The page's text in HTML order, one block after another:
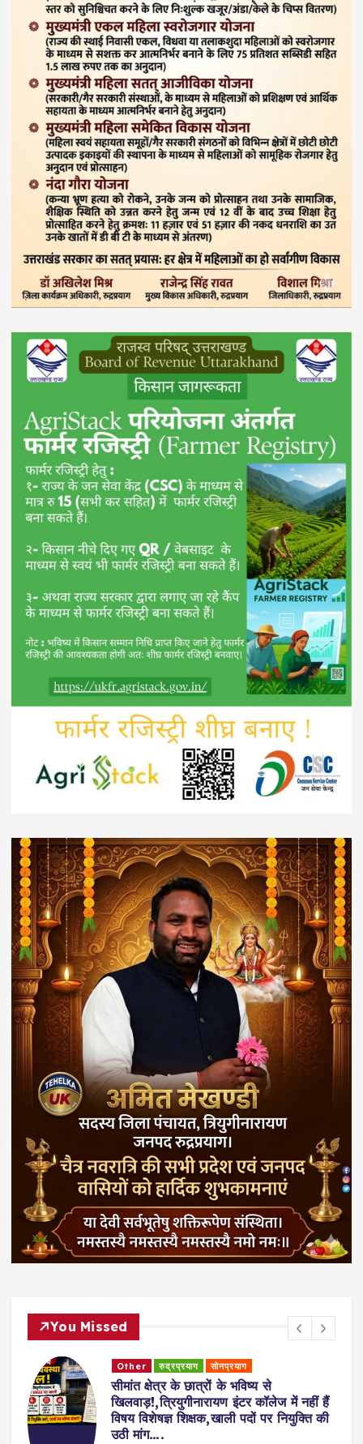
You Missed
Other रुद्रप्रयाग सोनप्रयाग
सीमांत क्षेत्र के छात्रों के भविष्य से
खिलवाड़!,त्रियुगीनारायण इंटर कॉलेज में नहीं हैं
विषय विशेषज्ञ शिक्षक,खाली पदों पर नियुक्ति की
उठी मांग….